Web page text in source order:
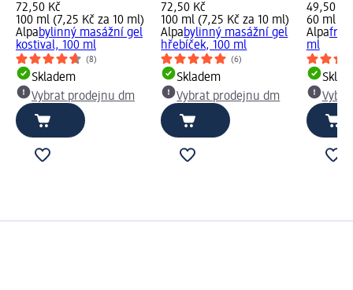
72,50 Kč
100 ml (7,25 Kč za 10 ml)
Alpabylinný masážní gel
kostival, 100 ml
(8)
Skladem
Vybrat prodejnu dm
72,50 Kč
100 ml (7,25 Kč za 10 ml)
Alpabylinný masážní gel
hřebíček, 100 ml
(6)
Skladem
Vybrat prodejnu dm
49,50 Kč
60 ml
Alpa
ml